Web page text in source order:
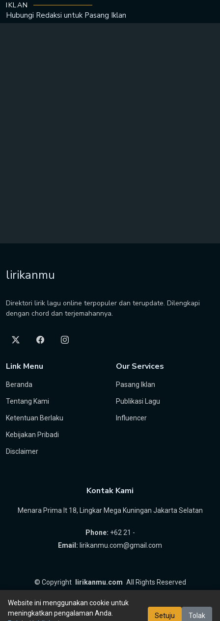
IKLAN
Hubungi Redaksi untuk Pasang Iklan
lirikanmu
Direktori lirik lagu online terpopuler dan terupdate. Dilengkapi
dengan chord dan terjemahannya.
Link Menu
Beranda
Tentang Kami
Ketentuan Berlaku
Kebijakan Pribadi
Disclaimer
Our Services
Pasang Iklan
Publikasi Lagu
Influencer
Kontak Kami
Menara Prima lt 18, Lingkar Mega Kuningan Jakarta Selatan
Phone: +62 21 -
Email: lirikanmu.com@gmail.com
© Copyright lirikanmu.com All Rights Reserved
Website ini menggunakan cookie untuk
meningkatkan pengalaman Anda.
Setuju Tolak